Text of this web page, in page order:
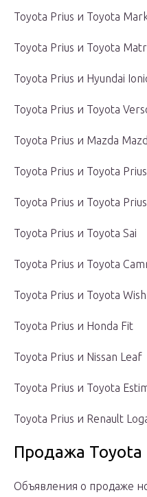
Toyota Prius и Toyota
Toyota Prius и Toyota
Toyota Prius и Hyundai
Toyota Prius и Toyota
Toyota Prius и Mazda
Toyota Prius и Toyota
Toyota Prius и Toyota
Toyota Prius и Toyota Sai
Toyota Prius и Toyota
Toyota Prius и Toyota Wish
Toyota Prius и Honda Fit
Toyota Prius и Nissan Leaf
Toyota Prius и Toyota
Toyota Prius и Renault
Продажа Toyota
Объявления о продаже